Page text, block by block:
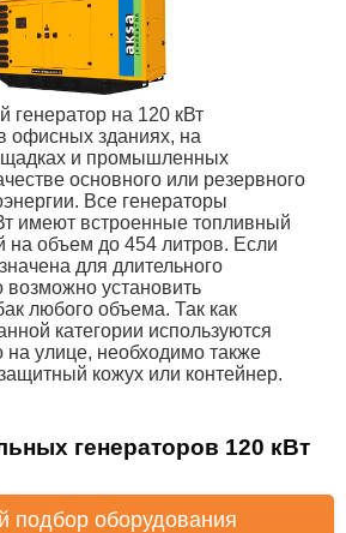
генератор на 120 кВт
офисных зданиях, на
и промышленных
основного или резервного
Все генераторы
имеют встроенные топливный
на объем до 454 литров. Если
для длительного
возможно установить
любого объема. Так как
категории используются
улице, необходимо также
кожух или контейнер.
генераторов 120 кВт
подбор оборудования